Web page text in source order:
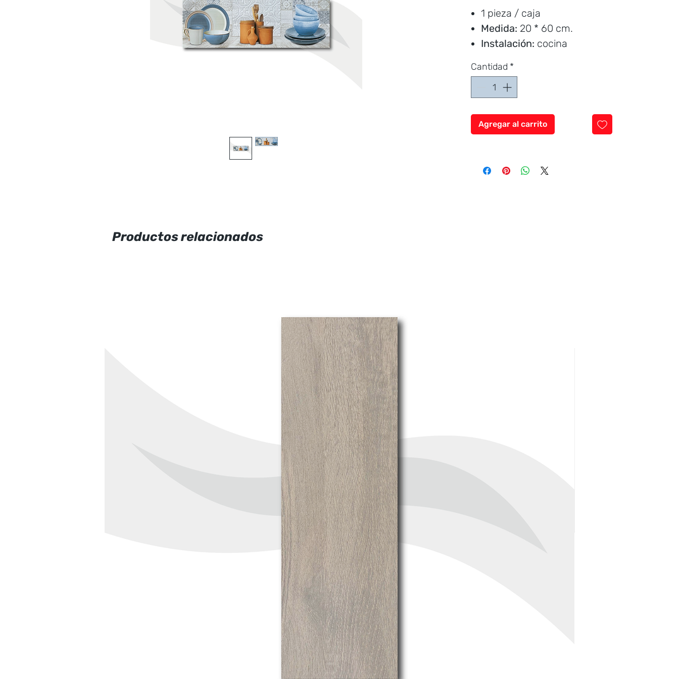
1 pieza / caja
Medida: 20 * 60 cm.
Instalación: cocina
Precio por unidad
Cantidad *
Agregar al carrito
Productos relacionados